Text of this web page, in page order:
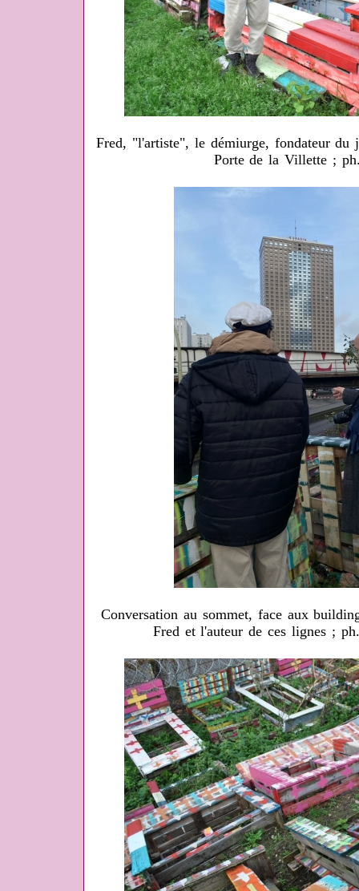
Fred, "l'artiste", le démiurge, fondateur du
Porte de la Villette ;
Conversation au sommet, face aux
Fred et l'auteur de ces lignes ;